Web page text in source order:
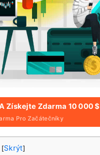
Získejte Zdarma 10 000 $
Pro Začátečníky
[Skrýt]